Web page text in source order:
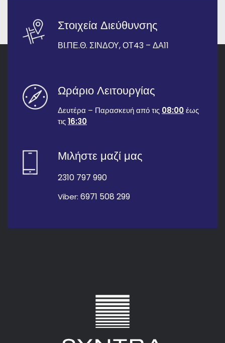
Στοιχεία Διεύθυνσης
ΒΙ.ΠΕ.Θ. ΣΙΝΔΟΥ, ΟΤ43 – ΔΑ11
Ωράριο Λειτουργίας
Δευτέρα – Παρασκευή από τις 08:00έως
τις16:30
Μιλήστε μαζί μας
2310 797 990
Viber: 6971 508 299